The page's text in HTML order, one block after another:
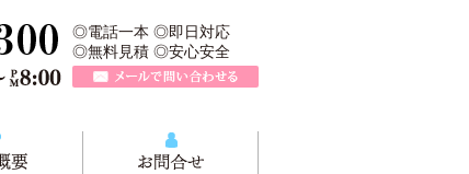
TEL 0120-757-161（年中無休）営業時間AM9:00～
◎電話一本 ◎即日対応
◎無料見積 ◎安心安全